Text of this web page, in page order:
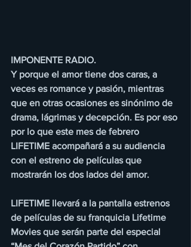
IMPONENTE RADIO.
Y porque el amor tiene dos caras, a
veces es romance y pasión, mientras
que en otras ocasiones es sinónimo de
drama, lágrimas y decepción. Es por eso
por lo que este mes de febrero
LIFETIME acompañará a su audiencia
con el estreno de películas que
mostrarán los dos lados del amor.
LIFETIME llevará a la pantalla estrenos
de películas de su franquicia Lifetime
Movies que serán parte del especial